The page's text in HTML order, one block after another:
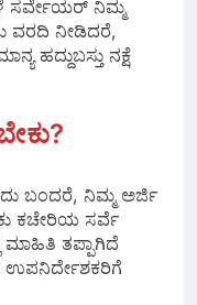
ಸರ್ವೇಯರ್ ನಿಮ್ಮ
ವರದಿ ನೀಡಿದರೆ,
ಹದ್ದುಬಸ್ತು ನಕ್ಷೆ
ಬಂದರೆ, ನಿಮ್ಮ ಅರ್ಜಿ
ಕಚೇರಿಯ ಸರ್ವೆ
ಮಾಹಿತಿ ತಪ್ಪಾಗಿದೆ
ಉಪನಿರ್ದೇಶಕರಿಗೆ